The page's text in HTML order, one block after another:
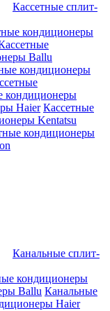
Кассетные сплит-
кондиционеры
Ballu
кондиционеры
кондиционеры
Haier Кассетные
Kentatsu
кондиционеры
Канальные сплит-
кондиционеры
Ballu Канальные
Haier